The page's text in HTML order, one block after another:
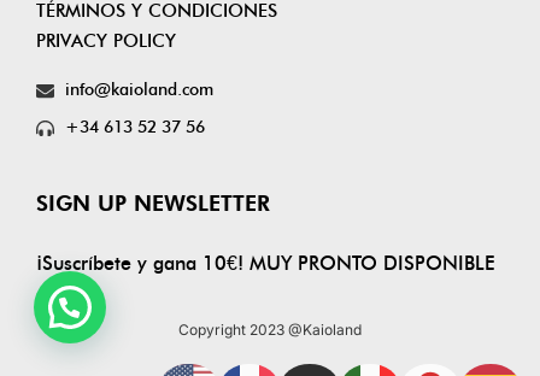
SIGN UP NEWSLETTER
¡Suscríbete y gana 10€! MUY PRONTO DISPONIBLE
TÉRMINOS Y CONDICIONES
PRIVACY POLICY
info@kaioland.com
+34 613 52 37 56
Copyright 2023 @Kaioland